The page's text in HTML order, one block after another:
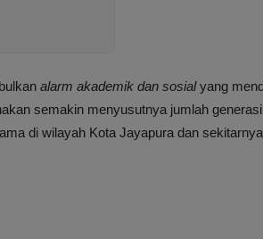
alarm akademik dan sosialyang
semakin menyusutnya jumlah generasi
di wilayah Kota Jayapura dan